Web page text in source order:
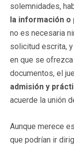
solemnidades,
la información o
no es necesaria
solicitud escrita,
en que se
documentos, el
admisión y
acuerde la unión
Aunque merece
que podrían ir